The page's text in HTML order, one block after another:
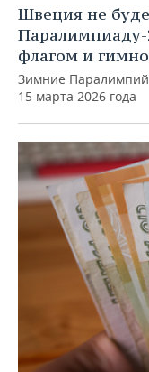
Швеция не
Паралимпиаду-
флагом и
Зимние
15 марта 2026 года